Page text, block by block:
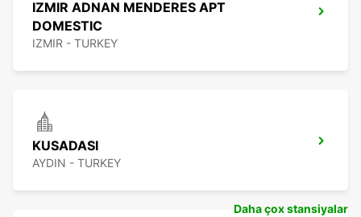
IZMIR ADNAN MENDERES APT
DOMESTIC
IZMIR - TURKEY
KUSADASI
AYDIN - TURKEY
Daha çox stansiyalar